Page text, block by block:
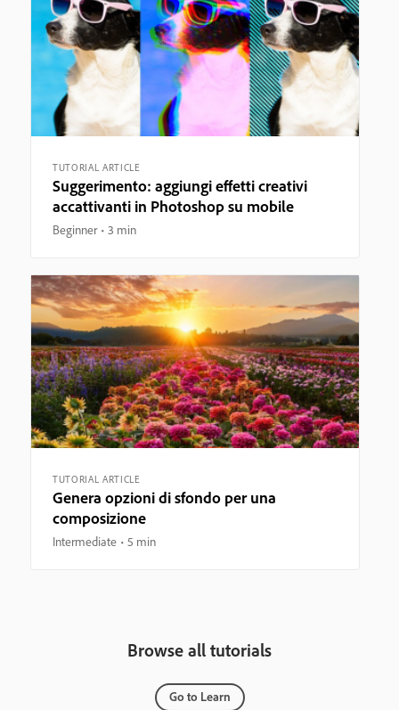
TUTORIAL ARTICLE
Suggerimento: aggiungi effetti creativi
accattivanti in Photoshop su mobile
Beginner 3 min
TUTORIAL ARTICLE
Genera opzioni di sfondo per una
composizione
Intermediate 5 min
Browse all tutorials
Go to Learn